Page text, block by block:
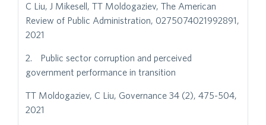
C Liu, J Mikesell, TT Moldogaziev, The American
Review of Public Administration, 0275074021992891,
2021
2. Public sector corruption and perceived
government performance in transition
TT Moldogaziev, C Liu, Governance 34 (2), 475-504,
2021